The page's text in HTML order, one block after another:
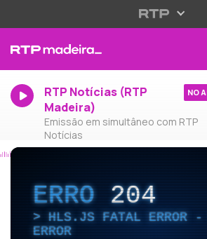
RTP Notícias (RTP
Madeira)
Emissão em simultâneo com RTP
Notícias
NO
ERRO204
HLS.JS FATAL ERROR -
ERROR